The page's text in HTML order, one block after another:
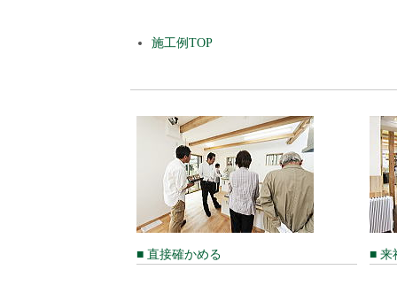
施工例TOP
■ 直接確かめる ■ 来